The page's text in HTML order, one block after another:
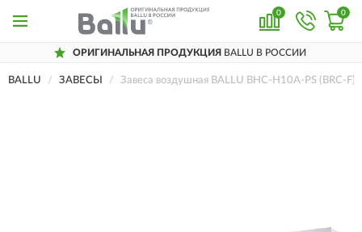
0 0
ОРИГИНАЛЬНАЯ ПРОДУКЦИЯ BALLU В РОССИИ
BALLU ЗАВЕСЫ Завеса воздушная BALLU BHC-H10A-PS (BRC-F)